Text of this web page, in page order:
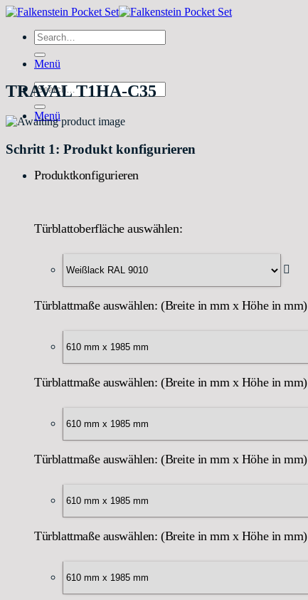
Zum
springenSearch
for:
Menü
Search
for:
Menü
TRAVAL T1HA-C35
Schritt 1: Produkt konfigurieren
Produktkonfigurieren
Türblattoberfläche auswählen:
Türblattmaße auswählen: (Breite in mm x Höhe in mm)
Türblattmaße auswählen: (Breite in mm x Höhe in mm)
Türblattmaße auswählen: (Breite in mm x Höhe in mm)
Türblattmaße auswählen: (Breite in mm x Höhe in mm)